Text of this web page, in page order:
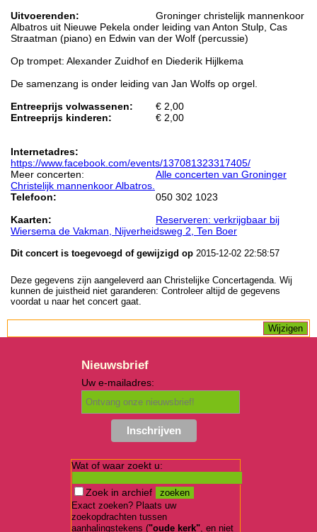
Uitvoerenden:
Groninger christelijk mannenkoor
Albatros uit Nieuwe Pekela onder leiding van Anton Stulp, Cas
Straatman (piano) en Edwin van der Wolf (percussie)
Op trompet: Alexander Zuidhof en Diederik Hijlkema
De samenzang is onder leiding van Jan Wolfs op orgel.
Entreeprijs volwassenen:
€ 2,00
Entreeprijs kinderen:
€ 2,00
Internetadres:
https://www.facebook.com/events/137081323317405/
Meer concerten:
Alle concerten van Groninger
Christelijk mannenkoor Albatros.
Telefoon:
050 302 1023
Kaarten:
Reserveren: verkrijgbaar bij
Wiersema de Vakman, Nijverheidsweg 2, Ten Boer
Dit concert is toegevoegd of gewijzigd op 2015-12-02 22:58:57
Deze gegevens zijn aangeleverd aan Christelijke Concertagenda. Wij
kunnen de juistheid niet garanderen: Controleer altijd de gegevens
voordat u naar het concert gaat.
Nieuwsbrief
Uw e-mailadres:
Wat of waar zoekt u:
Zoek in archief
Exact zoeken? Plaats uw
zoekopdrachten tussen
aanhalingstekens ("oude kerk", en niet